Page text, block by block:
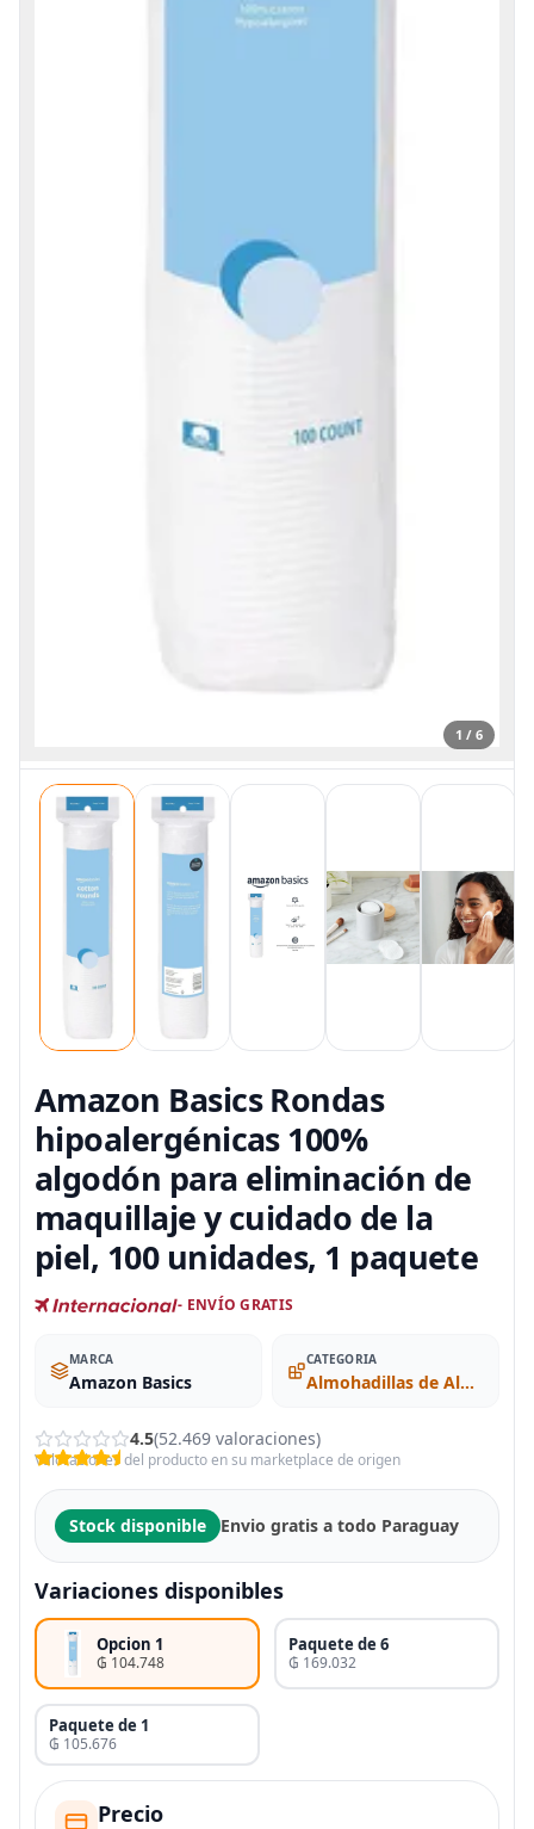
1 / 6
Amazon Basics Rondas
hipoalergénicas 100%
algodón para eliminación de
maquillaje y cuidado de la
piel, 100 unidades, 1 paquete
- ENVÍO GRATIS
MARCA
Amazon Basics
CATEGORIA
Almohadillas de Algodón
4.5(52.469 valoraciones)
Valoraciones del producto en su marketplace de origen
Stock disponible Envio gratis a todo Paraguay
Variaciones disponibles
Opcion 1
₲ 104.748
Paquete de 6
₲ 169.032
Paquete de 1
₲ 105.676
Precio